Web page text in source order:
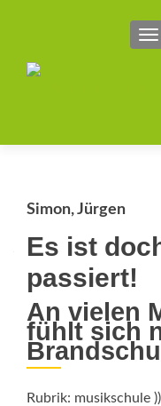
Simon, Jürgen
Es ist
passiert!
An vielen
fühlt sich
Rubrik: musikschule